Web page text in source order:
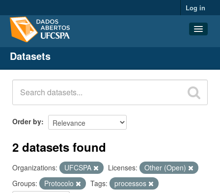
Log in
Datasets
Organizations
Groups
About
Datasets
Order by
2 datasets found
Organizations: UFCSPA Licenses:
Other (Open)
Groups:
Protocolo Tags:
processos